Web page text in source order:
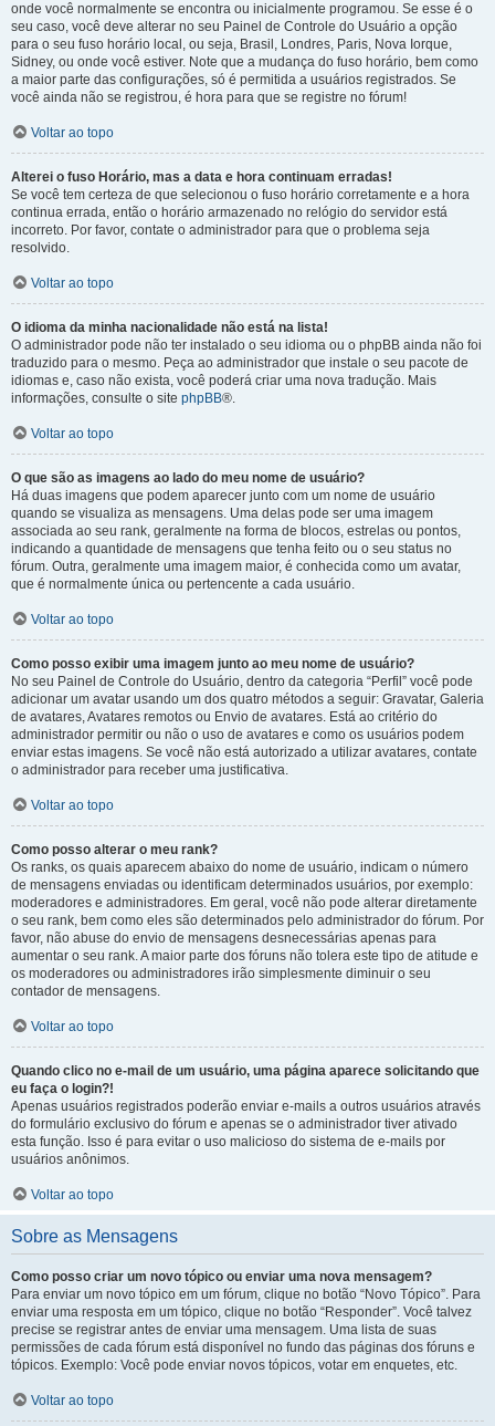
onde você normalmente se encontra ou inicialmente programou. Se esse é o
seu caso, você deve alterar no seu Painel de Controle do Usuário a opção
para o seu fuso horário local, ou seja, Brasil, Londres, Paris, Nova Iorque,
Sidney, ou onde você estiver. Note que a mudança do fuso horário, bem como
a maior parte das configurações, só é permitida a usuários registrados. Se
você ainda não se registrou, é hora para que se registre no fórum!
Voltar ao topo
Alterei o fuso Horário, mas a data e hora continuam erradas!
Se você tem certeza de que selecionou o fuso horário corretamente e a hora
continua errada, então o horário armazenado no relógio do servidor está
incorreto. Por favor, contate o administrador para que o problema seja
resolvido.
Voltar ao topo
O idioma da minha nacionalidade não está na lista!
O administrador pode não ter instalado o seu idioma ou o phpBB ainda não foi
traduzido para o mesmo. Peça ao administrador que instale o seu pacote de
idiomas e, caso não exista, você poderá criar uma nova tradução. Mais
informações, consulte o site phpBB®.
Voltar ao topo
O que são as imagens ao lado do meu nome de usuário?
Há duas imagens que podem aparecer junto com um nome de usuário
quando se visualiza as mensagens. Uma delas pode ser uma imagem
associada ao seu rank, geralmente na forma de blocos, estrelas ou pontos,
indicando a quantidade de mensagens que tenha feito ou o seu status no
fórum. Outra, geralmente uma imagem maior, é conhecida como um avatar,
que é normalmente única ou pertencente a cada usuário.
Voltar ao topo
Como posso exibir uma imagem junto ao meu nome de usuário?
No seu Painel de Controle do Usuário, dentro da categoria “Perfil” você pode
adicionar um avatar usando um dos quatro métodos a seguir: Gravatar, Galeria
de avatares, Avatares remotos ou Envio de avatares. Está ao critério do
administrador permitir ou não o uso de avatares e como os usuários podem
enviar estas imagens. Se você não está autorizado a utilizar avatares, contate
o administrador para receber uma justificativa.
Voltar ao topo
Como posso alterar o meu rank?
Os ranks, os quais aparecem abaixo do nome de usuário, indicam o número
de mensagens enviadas ou identificam determinados usuários, por exemplo:
moderadores e administradores. Em geral, você não pode alterar diretamente
o seu rank, bem como eles são determinados pelo administrador do fórum. Por
favor, não abuse do envio de mensagens desnecessárias apenas para
aumentar o seu rank. A maior parte dos fóruns não tolera este tipo de atitude e
os moderadores ou administradores irão simplesmente diminuir o seu
contador de mensagens.
Voltar ao topo
Quando clico no e-mail de um usuário, uma página aparece solicitando que
eu faça o login?!
Apenas usuários registrados poderão enviar e-mails a outros usuários através
do formulário exclusivo do fórum e apenas se o administrador tiver ativado
esta função. Isso é para evitar o uso malicioso do sistema de e-mails por
usuários anônimos.
Voltar ao topo
Sobre as Mensagens
Como posso criar um novo tópico ou enviar uma nova mensagem?
Para enviar um novo tópico em um fórum, clique no botão “Novo Tópico”. Para
enviar uma resposta em um tópico, clique no botão “Responder”. Você talvez
precise se registrar antes de enviar uma mensagem. Uma lista de suas
permissões de cada fórum está disponível no fundo das páginas dos fóruns e
tópicos. Exemplo: Você pode enviar novos tópicos, votar em enquetes, etc.
Voltar ao topo